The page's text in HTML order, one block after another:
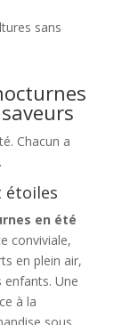
sans
Chacun a
étoiles
en été
conviviale,
en plein air,
Une
à la